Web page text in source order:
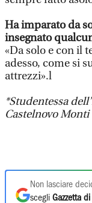
Ha imparato da
insegnato
«Da solo e con il
adesso, come si
attrezzi».l
*Studentessa
Castelnovo Monti
Non lasciare
scegli Gazzetta di